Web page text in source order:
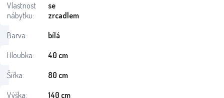
Vlastnost
nábytku:
se
zrcadlem
Barva:
bílá
Hloubka:
40 cm
Šířka:
80 cm
Výška:
140 cm